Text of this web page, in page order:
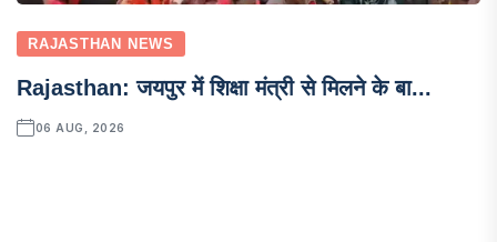
RAJASTHAN NEWS
Rajasthan: जयपुर में शिक्षा मंत्री से मिलने के बा...
06 AUG, 2026